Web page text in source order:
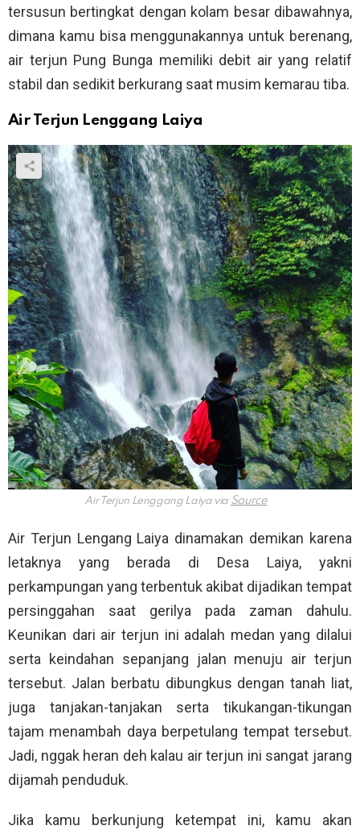
tersusun bertingkat dengan kolam besar dibawahnya,
dimana kamu bisa menggunakannya untuk berenang,
air terjun Pung Bunga memiliki debit air yang relatif
stabil dan sedikit berkurang saat musim kemarau tiba.
Air Terjun Lenggang Laiya
Air Terjun Lenggang Laiya via
Air Terjun Lengang Laiya dinamakan demikan karena
letaknya yang berada di Desa Laiya, yakni
perkampungan yang terbentuk akibat dijadikan tempat
persinggahan saat gerilya pada zaman dahulu.
Keunikan dari air terjun ini adalah medan yang dilalui
serta keindahan sepanjang jalan menuju air terjun
tersebut. Jalan berbatu dibungkus dengan tanah liat,
juga tanjakan-tanjakan serta tikukangan-tikungan
tajam menambah daya berpetulang tempat tersebut.
Jadi, nggak heran deh kalau air terjun ini sangat jarang
dijamah penduduk.
Jika kamu berkunjung ketempat ini, kamu akan